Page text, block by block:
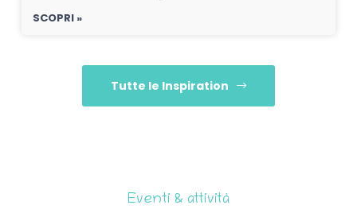
SCOPRI »
Tutte le Inspiration
Eventi & attività